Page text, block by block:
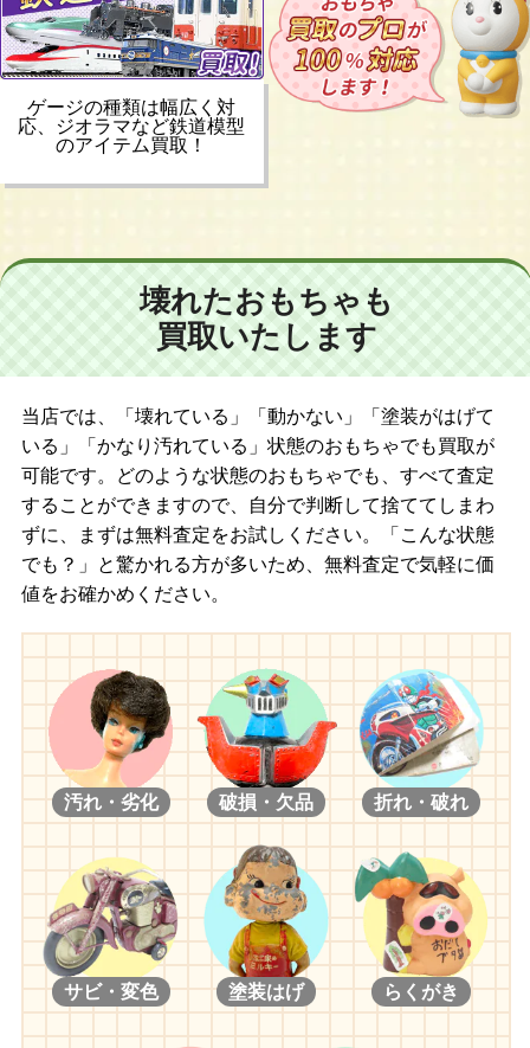
ゲージの種類は幅広く対
応、ジオラマなど鉄道模型
のアイテム買取！
壊れたおもちゃも
買取いたします
当店では、「壊れている」「動かない」「塗装がはげて
いる」「かなり汚れている」状態のおもちゃでも買取が
可能です。どのような状態のおもちゃでも、すべて査定
することができますので、自分で判断して捨ててしまわ
ずに、まずは無料査定をお試しください。「こんな状態
でも？」と驚かれる方が多いため、無料査定で気軽に価
値をお確かめください。
汚れ・劣化 破損・欠品 折れ・破れ
サビ・変色 塗装はげ らくがき